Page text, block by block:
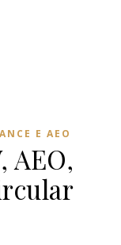
E AEO
AEO,